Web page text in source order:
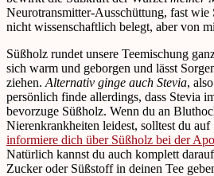
Neurotransmitter-Ausschüttung, fast wie
nicht wissenschaftlich belegt, aber von
Süßholz rundet unsere Teemischung
sich warm und geborgen und lässt
ziehen. Alternativ ginge auch Stevia,
persönlich finde allerdings, dass Stevia
bevorzuge Süßholz. Wenn du an
Nierenkrankheiten leidest, solltest du
informiere dich über Süßholz bei der
Natürlich kannst du auch komplett
Zucker oder Süßstoff in deinen Tee